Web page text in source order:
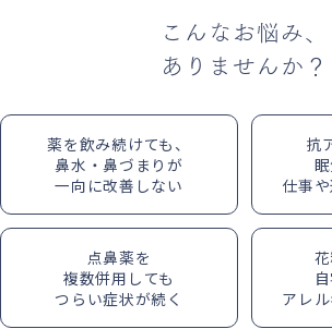
こんなお悩み、
ありませんか？
薬を飲み続けても、
鼻水・鼻づまりが
一向に改善しない
抗
仕事
点鼻薬を
複数併用しても
つらい症状が続く
アレ